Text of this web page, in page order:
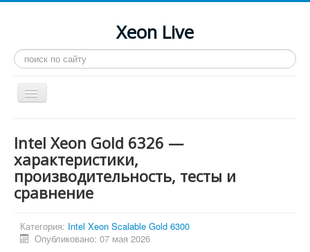
Xeon Live
Искать...
Toggle
Navigation
LGA 2011-3
LGA 2011
Процессоры
Инструкции
Рейтинги
Intel Xeon Gold 6326 —
характеристики,
производительность, тесты и
сравнение
Категория: Intel Xeon Scalable Gold 6300
Опубликовано: 07 мая 2026